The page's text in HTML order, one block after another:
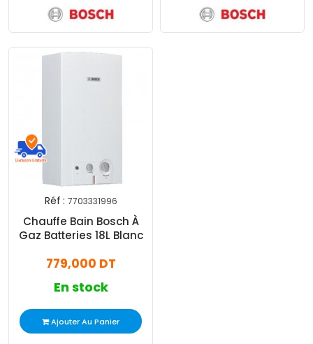
Réf : 7703331996
Chauffe Bain Bosch À
Gaz Batteries 18L Blanc
779,000 DT
En stock
Ajouter Au Panier